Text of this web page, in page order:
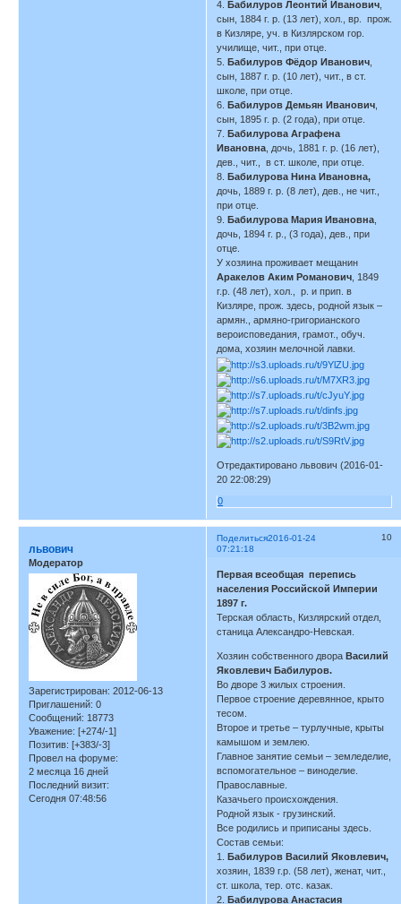
4. Бабилуров Леонтий Иванович,
сын, 1884 г. р. (13 лет), хол., вр. прож.
в Кизляре, уч. в Кизлярском гор.
училище, чит., при отце.
5. Бабилуров Фёдор Иванович,
сын, 1887 г. р. (10 лет), чит., в ст.
школе, при отце.
6. Бабилуров Демьян Иванович,
сын, 1895 г. р. (2 года), при отце.
7. Бабилурова Аграфена
Ивановна, дочь, 1881 г. р. (16 лет),
дев., чит., в ст. школе, при отце.
8. Бабилурова Нина Ивановна,
дочь, 1889 г. р. (8 лет), дев., не чит.,
при отце.
9. Бабилурова Мария Ивановна,
дочь, 1894 г. р., (3 года), дев., при
отце.
У хозяина проживает мещанин
Аракелов Аким Романович, 1849
г.р. (48 лет), хол., р. и прип. в
Кизляре, прож. здесь, родной язык –
армян., армяно-григорианского
вероисповедания, грамот., обуч.
дома, хозяин мелочной лавки.
Отредактировано львович (2016-01-
20 22:08:29)
0
Поделиться 10
2016-01-24
07:21:18
львович
Модератор
Зарегистрирован: 2012-06-13
Приглашений: 0
Сообщений: 18773
Уважение: [+274/-1]
Позитив: [+383/-3]
Провел на форуме:
2 месяца 16 дней
Последний визит:
Сегодня 07:48:56
Первая всеобщая перепись
населения Российской Империи
1897 г.
Терская область, Кизлярский отдел,
станица Александро-Невская.
Хозяин собственного двора Василий
Яковлевич Бабилуров.
Во дворе 3 жилых строения.
Первое строение деревянное, крыто
тесом.
Второе и третье – турлучные, крыты
камышом и землею.
Главное занятие семьи – земледелие,
вспомогательное – виноделие.
Православные.
Казачьего происхождения.
Родной язык - грузинский.
Все родились и приписаны здесь.
Состав семьи:
1.
Бабилуров Василий Яковлевич,
хозяин, 1839 г.р. (58 лет), женат, чит.,
ст. школа, тер. отс. казак.
2.
Бабилурова Анастасия